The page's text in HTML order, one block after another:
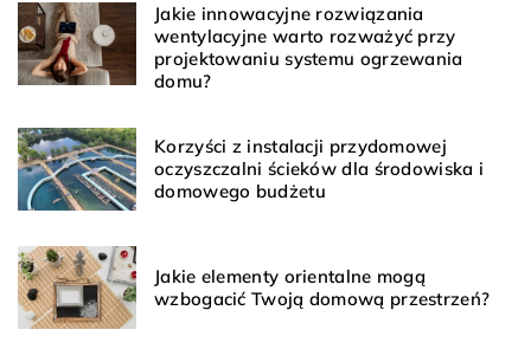
Jakie innowacyjne rozwiązania
wentylacyjne warto rozważyć przy
projektowaniu systemu ogrzewania
domu?
Korzyści z instalacji przydomowej
oczyszczalni ścieków dla środowiska i
domowego budżetu
Jakie elementy orientalne mogą
wzbogacić Twoją domową przestrzeń?